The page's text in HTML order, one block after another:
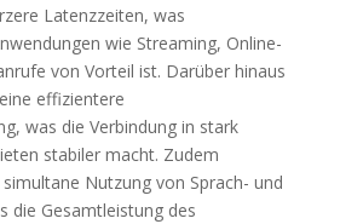
Latenzzeiten, was
wie Streaming, Online-
von Vorteil ist. Darüber hinaus
effizientere
was die Verbindung in stark
stabiler macht. Zudem
Nutzung von Sprach- und
die Gesamtleistung des